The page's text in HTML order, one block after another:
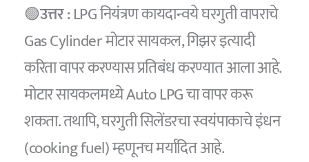
🟢उत्तर :LPG नियंत्रण कायदान्वये घरगुती वापराचे
Gas Cylinder मोटार सायकल, गिझर इत्यादी
करिता वापर करण्यास प्रतिबंध करण्यात आला आहे.
मोटार सायकलमध्ये Auto LPG चा वापर करू
शकता. तथापि, घरगुती सिलेंडरचा स्वयंपाकाचे इंधन
(cooking fuel) म्हणूनच मर्यादित आहे.